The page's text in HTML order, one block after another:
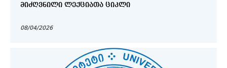
ᲛᲘᲫᲦᲕᲜᲘᲚᲘ ᲚᲔᲥᲪᲘᲐᲗᲐ ᲪᲘᲙᲚᲘ
08/04/2026